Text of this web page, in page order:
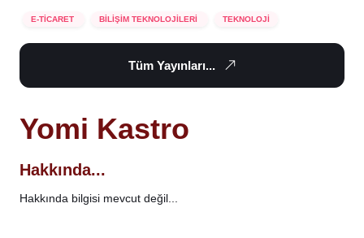
E-TİCARET BİLİŞİM TEKNOLOJİLERİ TEKNOLOJİ
Tüm Yayınları...
Yomi Kastro
Hakkında...
Hakkında bilgisi mevcut değil...